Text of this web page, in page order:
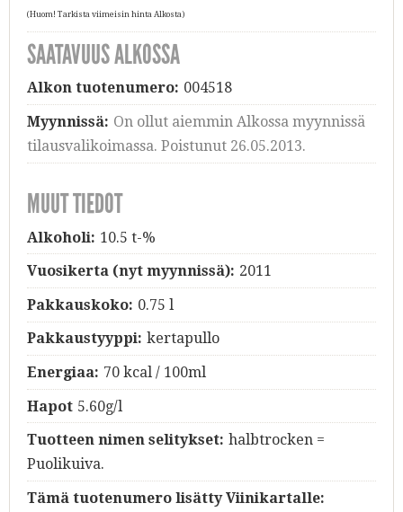
(Huom! Tarkista viimeisin hinta Alkosta)
SAATAVUUS ALKOSSA
Alkon tuotenumero: 004518
Myynnissä: On ollut aiemmin Alkossa myynnissä
tilausvalikoimassa. Poistunut 26.05.2013.
MUUT TIEDOT
Alkoholi: 10.5 t-%
Vuosikerta (nyt myynnissä): 2011
Pakkauskoko: 0.75 l
Pakkaustyyppi: kertapullo
Energiaa: 70 kcal / 100ml
Hapot 5.60g/l
Tuotteen nimen selitykset: halbtrocken =
Puolikuiva.
Tämä tuotenumero lisätty Viinikartalle: